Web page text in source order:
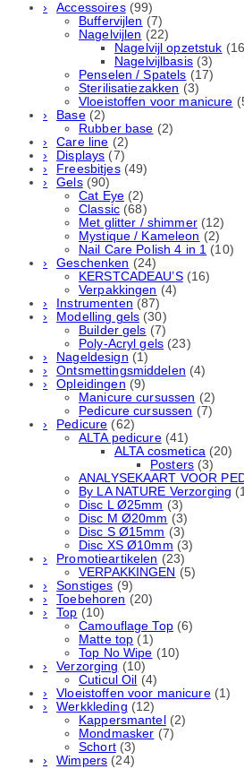
Accessoires (99)
Buffervijlen (7)
Nagelvijlen (22)
Nagelvijl opzetstuk
Nagelvijlbasis (3)
Penselen / Spatels (17)
Sterilisatiezakken (3)
Vloeistoffen voor manicure
Base (2)
Rubber basе (2)
Care line (2)
Displays (7)
Freesbitjes (49)
Gels (90)
Cat Eye (2)
Classic (68)
Met glitter / shimmer (12)
Mystique / Kameleon (2)
Nail Care Polish 4 in 1 (10)
Geschenken (24)
KERSTCADEAU’S (16)
Verpakkingen (4)
Instrumenten (87)
Modelling gels (30)
Builder gels (7)
Poly-Acryl gels (23)
Nageldesign (1)
Ontsmettingsmiddelen (4)
Opleidingen (9)
Manicure cursussen (2)
Pedicure cursussen (7)
Pedicure (62)
ALTA pedicure (41)
ALTA cosmetica (20)
Posters (3)
ANALYSEKAART VOOR
By LA NATURE Verzorging
Disc L Ø25mm (3)
Disc M Ø20mm (3)
Disc S Ø15mm (3)
Disc XS Ø10mm (3)
Promotieartikelen (23)
VERPAKKINGEN (5)
Sonstiges (9)
Toebehoren (20)
Top (10)
Camouflage Top (6)
Matte top (1)
Top No Wipe (10)
Verzorging (10)
Cuticul Oil (4)
Vloeistoffen voor manicure (1)
Werkkleding (12)
Kappersmantel (2)
Mondmasker (7)
Schort (3)
Wimpers (24)